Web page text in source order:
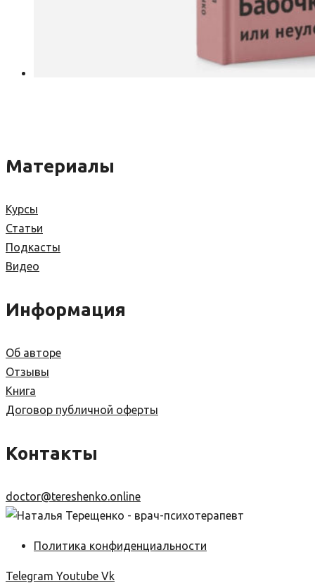
Материалы
Курсы
Статьи
Подкасты
Видео
Информация
Об авторе
Отзывы
Книга
Договор публичной оферты
Контакты
doctor@tereshenko.online
Политика конфиденциальности
Telegram Youtube Vk